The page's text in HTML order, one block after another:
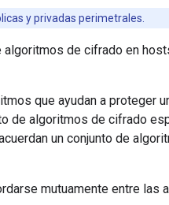
y privadas perimetrales.
de cifrado en
que ayudan a proteger
de algoritmos de cifrado
un conjunto de
mutuamente entre las